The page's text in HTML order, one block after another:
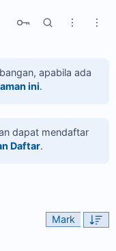
apabila ada
ini.
dapat mendaftar
Daftar.
Mark